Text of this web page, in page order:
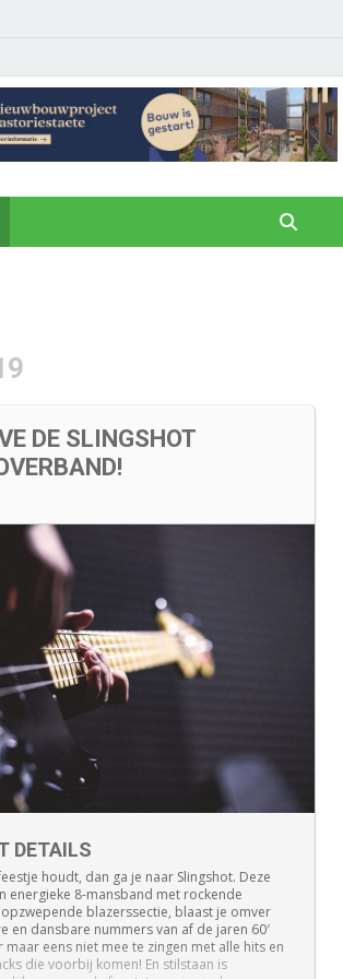
DE SLINGSHOT
DETAILS
houdt, dan ga je naar Slingshot. Deze
energieke 8-mansband met rockende
blazerssectie, blaast je omver
en dansbare nummers van af de jaren 60′
eens niet mee te zingen met alle hits en
die voorbij komen! En stilstaan is